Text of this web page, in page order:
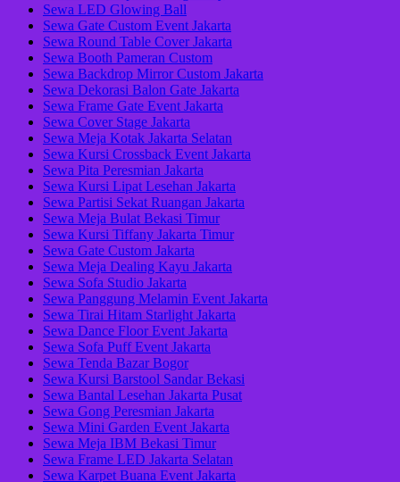
Sewa LED Glowing Ball
Sewa Gate Custom Event Jakarta
Sewa Round Table Cover Jakarta
Sewa Booth Pameran Custom
Sewa Backdrop Mirror Custom Jakarta
Sewa Dekorasi Balon Gate Jakarta
Sewa Frame Gate Event Jakarta
Sewa Cover Stage Jakarta
Sewa Meja Kotak Jakarta Selatan
Sewa Kursi Crossback Event Jakarta
Sewa Pita Peresmian Jakarta
Sewa Kursi Lipat Lesehan Jakarta
Sewa Partisi Sekat Ruangan Jakarta
Sewa Meja Bulat Bekasi Timur
Sewa Kursi Tiffany Jakarta Timur
Sewa Gate Custom Jakarta
Sewa Meja Dealing Kayu Jakarta
Sewa Sofa Studio Jakarta
Sewa Panggung Melamin Event Jakarta
Sewa Tirai Hitam Starlight Jakarta
Sewa Dance Floor Event Jakarta
Sewa Sofa Puff Event Jakarta
Sewa Tenda Bazar Bogor
Sewa Kursi Barstool Sandar Bekasi
Sewa Bantal Lesehan Jakarta Pusat
Sewa Gong Peresmian Jakarta
Sewa Mini Garden Event Jakarta
Sewa Meja IBM Bekasi Timur
Sewa Frame LED Jakarta Selatan
Sewa Karpet Buana Event Jakarta